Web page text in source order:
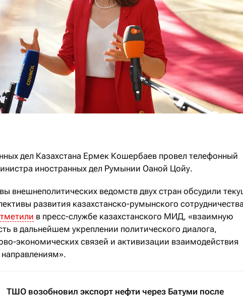
дел Казахстана Ермек Кошербаев провел телефонный
иностранных дел Румынии Оаной Цойу.
внешнеполитических ведомств двух стран обсудили
развития казахстанско-румынского
в пресс-службе казахстанского МИД, «взаимную
в дальнейшем укреплении политического диалога,
экономических связей и активизации взаимодействия
ТШО возобновил экспорт нефти через Батуми после